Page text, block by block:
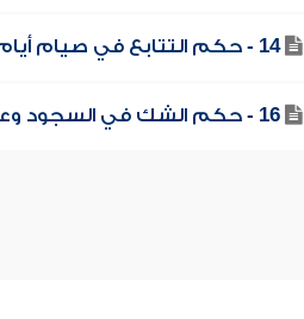
14 - حكم التتابع في صيام أيام كفارة اليمين
16 - حكم الشك في السجود وعدمه أثناء الصلاة